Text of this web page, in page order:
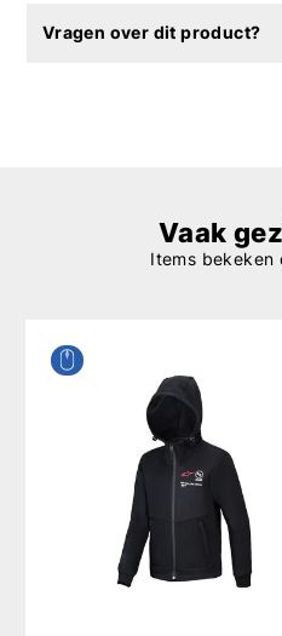
Vragen over dit product?
Vaak
Items bekeken